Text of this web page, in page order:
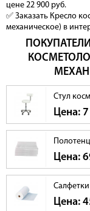
цене 22 900 руб.
✅ Заказать Кресло
механическое) в
Стул
Цена:
Цена:
Цена: